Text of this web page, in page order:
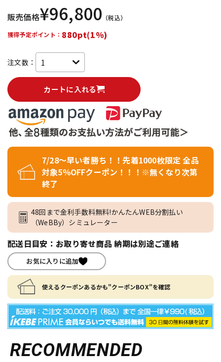
販売価格¥96,800 （税込）
獲得予定ポイント： 880pt(1%)
注文数：
カートに入れる
7/28～早い者勝ち！！先着1000枚限定 全品
対象5％OFFクーポン！！！※無くなり次第
終了
48回まで金利手数料無料!かんたんWEB分割払い
（WeBBy）シミュレーター
配送日目安：お取り寄せ商品 納期は別途ご連絡
お気に入りに追加
使えるクーポンあるかも"クーポンBOX"を確認
RECOMMENDED